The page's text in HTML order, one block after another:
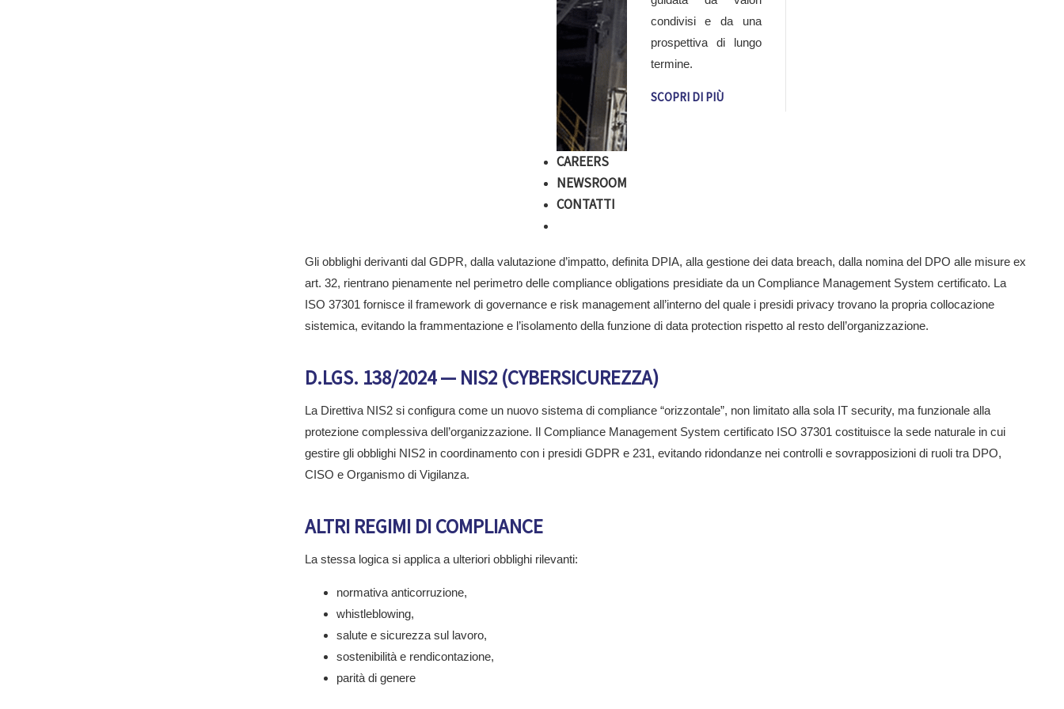
condivisi e da una
prospettiva di lungo
termine.
SCOPRI DI PIÙ
CAREERS
NEWSROOM
CONTATTI
Questa trasversalità fa della ISO 37301 la naturale struttura portante su cui costruire un sistema di gestione integrato capace di far
convergere, in un’unica architettura, i principali regimi di compliance oggi applicabili alle organizzazioni italiane ed europee.
D.LGS. 231/2001, RESPONSABILITÀ AMMINISTRATIVA DEGLI ENTI
Il D.Lgs. 231/2001 rientra tra le compliance obligations presidiate dal Compliance Management System. Questo permette di far convergere
le attività di controllo e verifica aziendali, comprese quelle del D.Lgs. 231/2001, verso un unico modello organizzato e strutturato, dando
prova verso l’esterno del concreto impegno dell’organizzazione. È opportuno precisare che la certificazione ISO 37301 non determina di per
sé una presunzione di idoneità del MOGC 231, ma costituisce un elemento di forte valore probatorio in caso di procedimento giudiziario.
GDPR — REGOLAMENTO (UE) 2016/679 SULLA PROTEZIONE DEI DATI PERSONALI
Gli obblighi derivanti dal GDPR, dalla valutazione d’impatto, definita DPIA, alla gestione dei data breach, dalla nomina del DPO alle misure ex
art. 32, rientrano pienamente nel perimetro delle compliance obligations presidiate da un Compliance Management System certificato. La
ISO 37301 fornisce il framework di governance e risk management all’interno del quale i presidi privacy trovano la propria collocazione
sistemica, evitando la frammentazione e l’isolamento della funzione di data protection rispetto al resto dell’organizzazione.
D.LGS. 138/2024 — NIS2 (CYBERSICUREZZA)
La Direttiva NIS2 si configura come un nuovo sistema di compliance “orizzontale”, non limitato alla sola IT security, ma funzionale alla
protezione complessiva dell’organizzazione. Il Compliance Management System certificato ISO 37301 costituisce la sede naturale in cui
gestire gli obblighi NIS2 in coordinamento con i presidi GDPR e 231, evitando ridondanze nei controlli e sovrapposizioni di ruoli tra DPO,
CISO e Organismo di Vigilanza.
ALTRI REGIMI DI COMPLIANCE
La stessa logica si applica a ulteriori obblighi rilevanti:
normativa anticorruzione,
whistleblowing,
salute e sicurezza sul lavoro,
sostenibilità e rendicontazione,
parità di genere